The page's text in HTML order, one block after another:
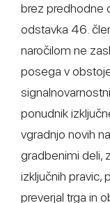
brez predhodne
odstavka 46.
naročilom ne
posega v
ponudnik
vgradnjo novih
gradbenimi deli,
izključnih pravic,
preverjal trga in